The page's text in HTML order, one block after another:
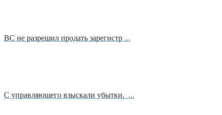
ВС не разрешил продать зарегистр …
С управляющего взыскали убытки, …